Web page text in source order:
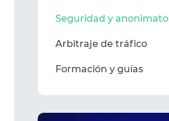
Seguridad y anonimato
Arbitraje de tráfico
Formación y guías